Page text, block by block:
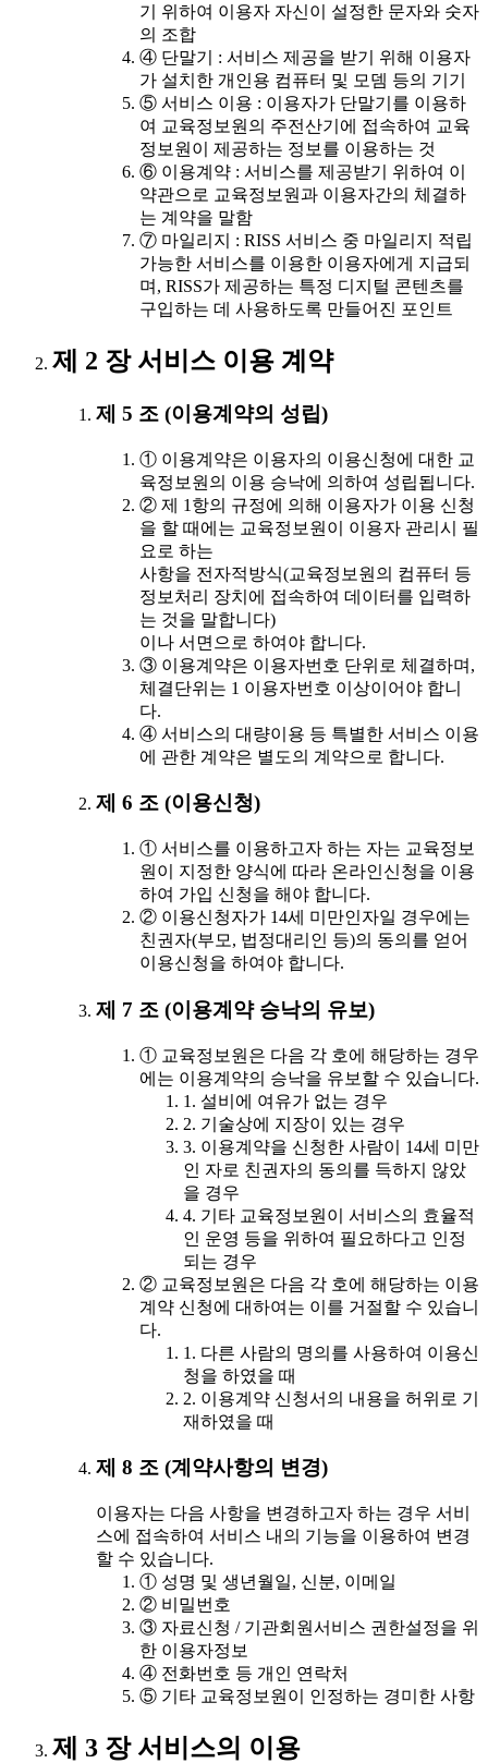
기 위하여 이용자 자신이 설정한 문자와 숫자
의 조합
④ 단말기 : 서비스 제공을 받기 위해 이용자
가 설치한 개인용 컴퓨터 및 모뎀 등의 기기
⑤ 서비스 이용 : 이용자가 단말기를 이용하
여 교육정보원의 주전산기에 접속하여 교육
정보원이 제공하는 정보를 이용하는 것
⑥ 이용계약 : 서비스를 제공받기 위하여 이
약관으로 교육정보원과 이용자간의 체결하
는 계약을 말함
⑦ 마일리지 : RISS 서비스 중 마일리지 적립
가능한 서비스를 이용한 이용자에게 지급되
며, RISS가 제공하는 특정 디지털 콘텐츠를
구입하는 데 사용하도록 만들어진 포인트
제 2 장 서비스 이용 계약
제 5 조 (이용계약의 성립)
① 이용계약은 이용자의 이용신청에 대한 교
육정보원의 이용 승낙에 의하여 성립됩니다.
② 제 1항의 규정에 의해 이용자가 이용 신청
을 할 때에는 교육정보원이 이용자 관리시 필
요로 하는
사항을 전자적방식(교육정보원의 컴퓨터 등
정보처리 장치에 접속하여 데이터를 입력하
는 것을 말합니다)
이나 서면으로 하여야 합니다.
③ 이용계약은 이용자번호 단위로 체결하며,
체결단위는 1 이용자번호 이상이어야 합니
다.
④ 서비스의 대량이용 등 특별한 서비스 이용
에 관한 계약은 별도의 계약으로 합니다.
제 6 조 (이용신청)
① 서비스를 이용하고자 하는 자는 교육정보
원이 지정한 양식에 따라 온라인신청을 이용
하여 가입 신청을 해야 합니다.
② 이용신청자가 14세 미만인자일 경우에는
친권자(부모, 법정대리인 등)의 동의를 얻어
이용신청을 하여야 합니다.
제 7 조 (이용계약 승낙의 유보)
① 교육정보원은 다음 각 호에 해당하는 경우
에는 이용계약의 승낙을 유보할 수 있습니다.
1. 설비에 여유가 없는 경우
2. 기술상에 지장이 있는 경우
3. 이용계약을 신청한 사람이 14세 미만
인 자로 친권자의 동의를 득하지 않았
을 경우
4. 기타 교육정보원이 서비스의 효율적
인 운영 등을 위하여 필요하다고 인정
되는 경우
② 교육정보원은 다음 각 호에 해당하는 이용
계약 신청에 대하여는 이를 거절할 수 있습니
다.
1. 다른 사람의 명의를 사용하여 이용신
청을 하였을 때
2. 이용계약 신청서의 내용을 허위로 기
재하였을 때
제 8 조 (계약사항의 변경)
이용자는 다음 사항을 변경하고자 하는 경우 서비
스에 접속하여 서비스 내의 기능을 이용하여 변경
할 수 있습니다.
① 성명 및 생년월일, 신분, 이메일
② 비밀번호
③ 자료신청 / 기관회원서비스 권한설정을 위
한 이용자정보
④ 전화번호 등 개인 연락처
⑤ 기타 교육정보원이 인정하는 경미한 사항
제 3 장 서비스의 이용